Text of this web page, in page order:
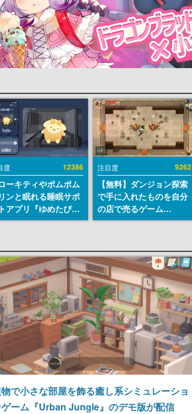
度 12386
ーキティやポムポム
ンと眠れる睡眠サポ
アプリ『ゆめたび』
信中。キャラごとの
注目度 9262
【無料】ダンジョン探索
で手に入れたものを自分
の店で売るゲーム
『Moonlighter』が
の9月2日正式リリースを
記念したキャンペーン
で小さな部屋を飾る癒し系シミュレーショ
ゲーム『Urban Jungle』のデモ版が配信